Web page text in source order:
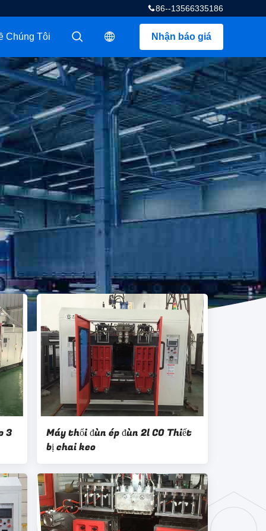
86--13566335186
Nhận báo giá
描述
描述
Chúng Tôi
3
Máy thổi đùn ép đùn 2l CO Thiết
bị chai keo